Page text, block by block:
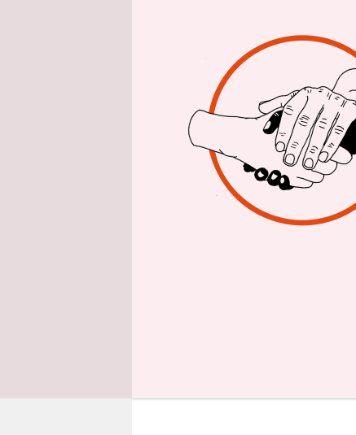
Am
der Uni
zwei
wollen
auf eine
Nicht
weltweit